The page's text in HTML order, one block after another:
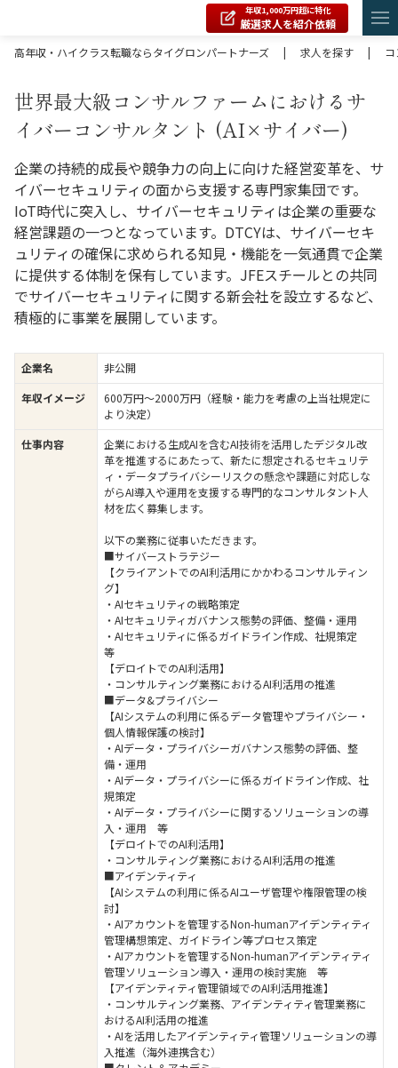
年収1,000万円超に特化
厳選求人を紹介依頼
高年収・ハイクラス転職ならタイグロンパートナーズ
| 求人を探す |
世界最大級コンサルファームにおけるサ
イバーコンサルタント (AI×サイバー)
企業の持続的成長や競争力の向上に向けた経営変革を、サ
イバーセキュリティの面から支援する専門家集団です。
IoT時代に突入し、サイバーセキュリティは企業の重要な
経営課題の一つとなっています。DTCYは、サイバーセキ
ュリティの確保に求められる知見・機能を一気通貫で企業
に提供する体制を保有しています。JFEスチールとの共同
でサイバーセキュリティに関する新会社を設立するなど、
積極的に事業を展開しています。
企業名
非公開
年収イメージ
600万円〜2000万円（経験・能力を考慮の上当社規定に
より決定）
仕事内容
企業における生成AIを含むAI技術を活用したデジタル改
革を推進するにあたって、新たに想定されるセキュリテ
ィ・データプライバシーリスクの懸念や課題に対応しな
がらAI導入や運用を支援する専門的なコンサルタント人
材を広く募集します。
以下の業務に従事いただきます。
■サイバーストラテジー
【クライアントでのAI利活用にかかわるコンサルティン
グ】
・AIセキュリティの戦略策定
・AIセキュリティガバナンス態勢の評価、整備・運用
・AIセキュリティに係るガイドライン作成、社規策定
等
【デロイトでのAI利活用】
・コンサルティング業務におけるAI利活用の推進
■データ&プライバシー
【AIシステムの利用に係るデータ管理やプライバシー・
個人情報保護の検討】
・AIデータ・プライバシーガバナンス態勢の評価、整
備・運用
・AIデータ・プライバシーに係るガイドライン作成、社
規策定
・AIデータ・プライバシーに関するソリューションの導
入・運用 等
【デロイトでのAI利活用】
・コンサルティング業務におけるAI利活用の推進
■アイデンティティ
【AIシステムの利用に係るAIユーザ管理や権限管理の検
討】
・AIアカウントを管理するNon-humanアイデンティティ
管理構想策定、ガイドライン等プロセス策定
・AIアカウントを管理するNon-humanアイデンティティ
管理ソリューション導入・運用の検討実施 等
【アイデンティティ管理領域でのAI利活用推進】
・コンサルティング業務、アイデンティティ管理業務に
おけるAI利活用の推進
・AIを活用したアイデンティティ管理ソリューションの導
入推進（海外連携含む）